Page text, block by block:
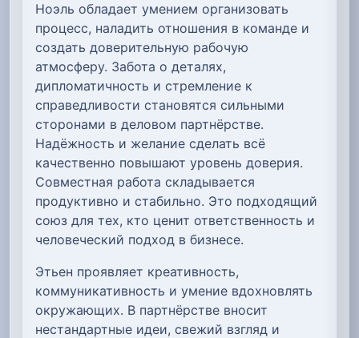
Ноэль обладает умением организовать
процесс, наладить отношения в команде и
создать доверительную рабочую
атмосферу. Забота о деталях,
дипломатичность и стремление к
справедливости становятся сильными
сторонами в деловом партнёрстве.
Надёжность и желание сделать всё
качественно повышают уровень доверия.
Совместная работа складывается
продуктивно и стабильно. Это подходящий
союз для тех, кто ценит ответственность и
человеческий подход в бизнесе.
Этьен проявляет креативность,
коммуникативность и умение вдохновлять
окружающих. В партнёрстве вносит
нестандартные идеи, свежий взгляд и